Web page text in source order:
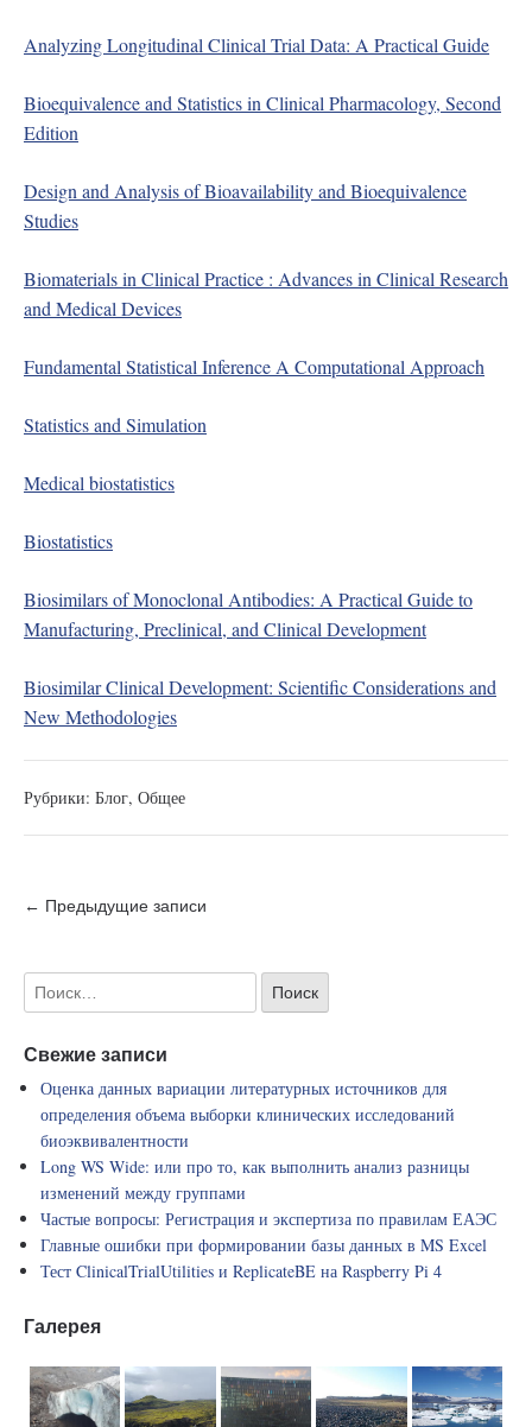
Analyzing Longitudinal Clinical Trial Data: A Practical Guide
Bioequivalence and Statistics in Clinical Pharmacology, Second
Edition
Design and Analysis of Bioavailability and Bioequivalence
Studies
Biomaterials in Clinical Practice : Advances in Clinical Research
and Medical Devices
Fundamental Statistical Inference A Computational Approach
Statistics and Simulation
Medical biostatistics
Biostatistics
Biosimilars of Monoclonal Antibodies: A Practical Guide to
Manufacturing, Preclinical, and Clinical Development
Biosimilar Clinical Development: Scientific Considerations and
New Methodologies
Рубрики: Блог, Общее
← Предыдущие записи
Свежие записи
Оценка данных вариации литературных источников для
определения объема выборки клинических исследований
биоэквивалентности
Long WS Wide: или про то, как выполнить анализ разницы
изменений между группами
Частые вопросы: Регистрация и экспертиза по правилам ЕАЭС
Главные ошибки при формировании базы данных в MS Excel
Тест ClinicalTrialUtilities и ReplicateBE на Raspberry Pi 4
Галерея